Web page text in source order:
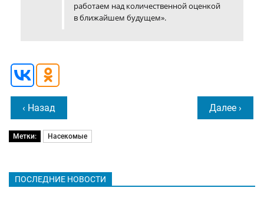
работаем над количественной оценкой
в ближайшем будущем».
‹ Назад Далее ›
Метки: Насекомые
ПОСЛЕДНИЕ НОВОСТИ